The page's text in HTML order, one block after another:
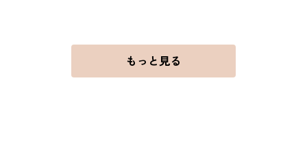
もっと見る